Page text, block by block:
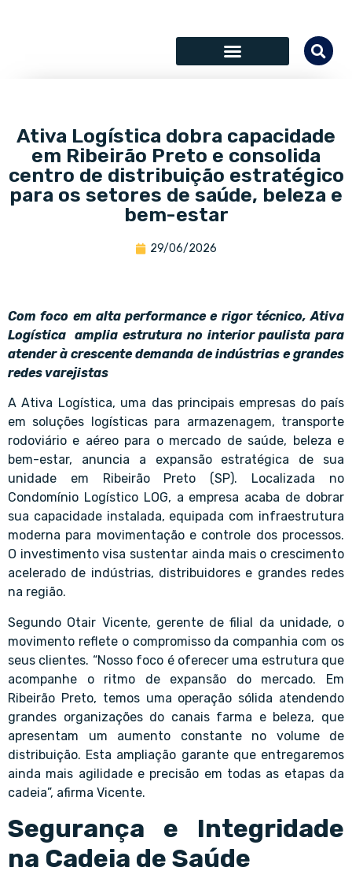
Ativa Logística dobra capacidade
em Ribeirão Preto e consolida
centro de distribuição estratégico
para os setores de saúde, beleza e
bem-estar
29/06/2026
Com foco em alta performance e rigor técnico, Ativa
Logística amplia estrutura no interior paulista para
atender à crescente demanda de indústrias e grandes
redes varejistas
A Ativa Logística, uma das principais empresas do país
em soluções logísticas para armazenagem, transporte
rodoviário e aéreo para o mercado de saúde, beleza e
bem-estar, anuncia a expansão estratégica de sua
unidade em Ribeirão Preto (SP). Localizada no
Condomínio Logístico LOG, a empresa acaba de dobrar
sua capacidade instalada, equipada com infraestrutura
moderna para movimentação e controle dos processos.
O investimento visa sustentar ainda mais o crescimento
acelerado de indústrias, distribuidores e grandes redes
na região.
Segundo Otair Vicente, gerente de filial da unidade, o
movimento reflete o compromisso da companhia com os
seus clientes. “Nosso foco é oferecer uma estrutura que
acompanhe o ritmo de expansão do mercado. Em
Ribeirão Preto, temos uma operação sólida atendendo
grandes organizações do canais farma e beleza, que
apresentam um aumento constante no volume de
distribuição. Esta ampliação garante que entregaremos
ainda mais agilidade e precisão em todas as etapas da
cadeia”, afirma Vicente.
Segurança e Integridade
na Cadeia de Saúde